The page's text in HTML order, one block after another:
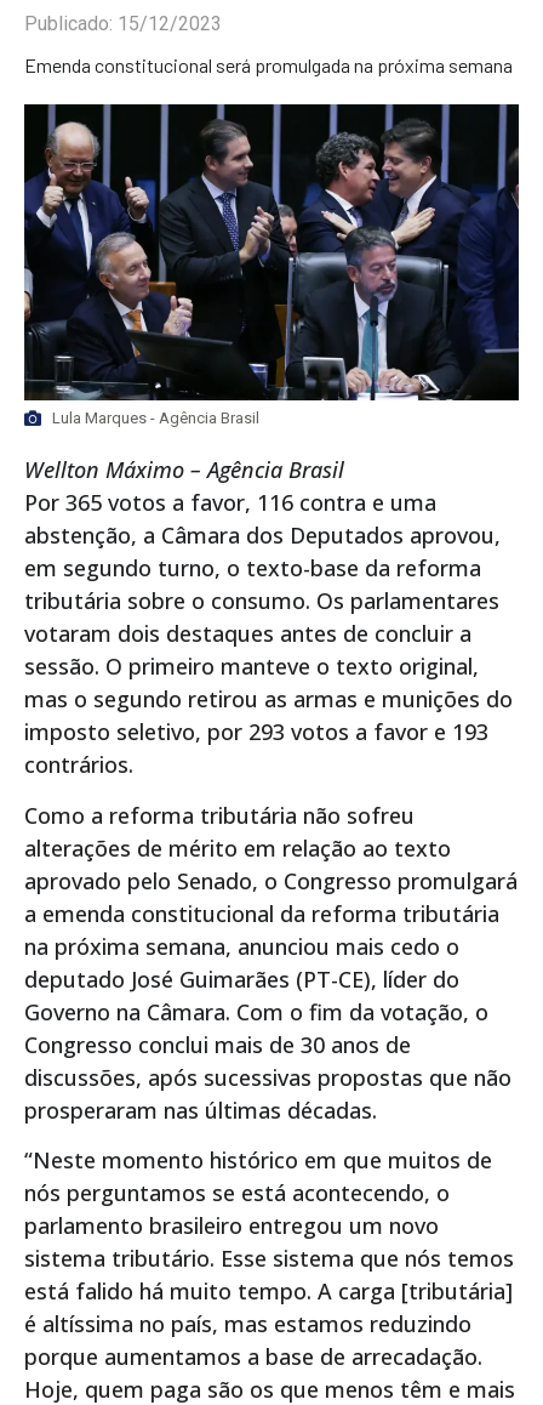
Publicado: 15/12/2023
Emenda constitucional será promulgada na próxima semana
Lula Marques - Agência Brasil
Wellton Máximo – Agência Brasil
Por 365 votos a favor, 116 contra e uma
abstenção, a Câmara dos Deputados aprovou,
em segundo turno, o texto-base da reforma
tributária sobre o consumo. Os parlamentares
votaram dois destaques antes de concluir a
sessão. O primeiro manteve o texto original,
mas o segundo retirou as armas e munições do
imposto seletivo, por 293 votos a favor e 193
contrários.
Como a reforma tributária não sofreu
alterações de mérito em relação ao texto
aprovado pelo Senado, o Congresso promulgará
a emenda constitucional da reforma tributária
na próxima semana, anunciou mais cedo o
deputado José Guimarães (PT-CE), líder do
Governo na Câmara. Com o fim da votação, o
Congresso conclui mais de 30 anos de
discussões, após sucessivas propostas que não
prosperaram nas últimas décadas.
“Neste momento histórico em que muitos de
nós perguntamos se está acontecendo, o
parlamento brasileiro entregou um novo
sistema tributário. Esse sistema que nós temos
está falido há muito tempo. A carga [tributária]
é altíssima no país, mas estamos reduzindo
porque aumentamos a base de arrecadação.
Hoje, quem paga são os que menos têm e mais